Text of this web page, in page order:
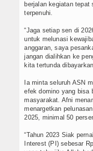
berjalan kegiatan tepat
terpenuhi.
“Jaga setiap sen di
untuk melunasi
anggaran, saya
jangan dialihkan ke
kita tertunda
Ia minta seluruh ASN
efek domino yang bisa
masyarakat. Afni
menargetkan
2025, minimal 50
“Tahun 2023 Siak
Interest (PI) sebesar